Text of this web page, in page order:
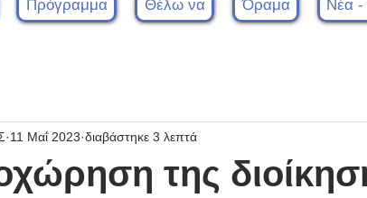
Πρόγραμμα Θέλω να Όραμα Νέα -
της
11 Μαΐ 2023 διαβάστηκε 3 λεπτά